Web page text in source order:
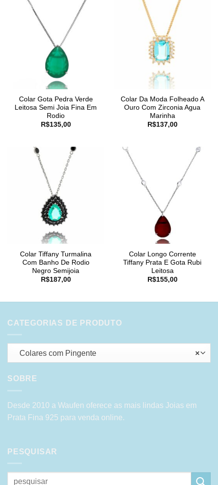
Colar Gota Pedra Verde
Leitosa Semi Joia Fina Em
Rodio
R$135,00
Colar Da Moda Folheado A
Ouro Com Zirconia Agua
Marinha
R$137,00
Colar Tiffany Turmalina
Com Banho De Rodio
Negro Semijoia
R$187,00
Colar Longo Corrente
Tiffany Prata E Gota Rubi
Leitosa
R$155,00
CATEGORIAS DE PRODUTO
×
Colares com Pingente
SOBRE
Desde 2010 a Waufen oferece as mais lindas Joias em
Prata Fina 925 para venda online.
PESQUISAR
Pesquisar